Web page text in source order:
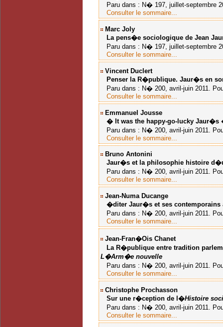
Paru dans : N� 197, juillet-septembre
Consulter le sommaire...
Marc Joly
La pens�e sociologique de Jean
Paru dans : N� 197, juillet-septembre
Consulter le sommaire...
Vincent Duclert
Penser la R�publique. Jaur�s en
Paru dans : N� 200, avril-juin 2011.
Consulter le sommaire...
Emmanuel Jousse
� It was the happy-go-lucky Jaur�s
Paru dans : N� 200, avril-juin 2011.
Consulter le sommaire...
Bruno Antonini
Jaur�s et la philosophie histoire
Paru dans : N� 200, avril-juin 2011.
Consulter le sommaire...
Jean-Numa Ducange
�diter Jaur�s et ses contemporains
Paru dans : N� 200, avril-juin 2011.
Consulter le sommaire...
Jean-Fran�ois Chanet
La R�publique entre tradition
L�Arm�e nouvelle
Paru dans : N� 200, avril-juin 2011.
Consulter le sommaire...
Christophe Prochasson
Sur une r�ception de l�Histoire
Paru dans : N� 200, avril-juin 2011.
Consulter le sommaire...